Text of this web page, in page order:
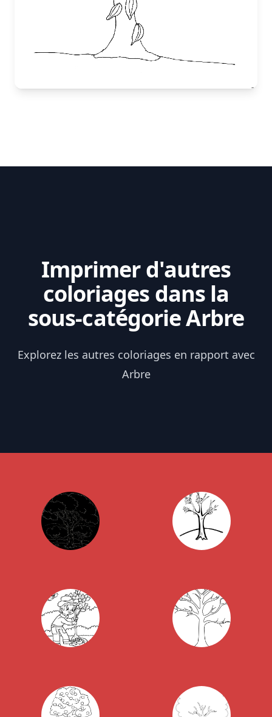
Imprimer d'autres
coloriages dans la
sous-catégorie Arbre
Explorez les autres coloriages en rapport avec
Arbre